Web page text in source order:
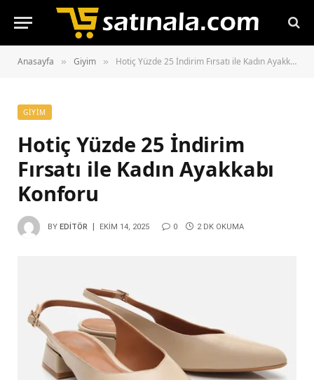
Anasayfa » Giyim » Hotiç Yüzde 25 İndirim Fırsatı ile Kadın Ayakkabı Konforu
GIYIM
Hotiç Yüzde 25 İndirim
Fırsatı ile Kadın Ayakkabı
Konforu
BY EDITÖR EKIM 14, 2025 0 2 DK OKUMA